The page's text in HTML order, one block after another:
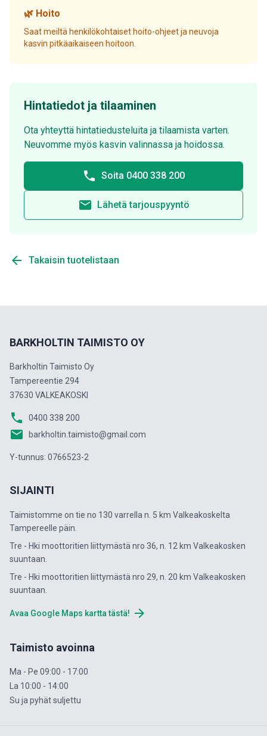
🌿 Hoito
Saat meiltä henkilökohtaiset hoito-ohjeet ja neuvoja
kasvin pitkäaikaiseen hoitoon.
Hintatiedot ja tilaaminen
Ota yhteyttä hintatiedusteluita ja tilaamista varten.
Neuvomme myös kasvin valinnassa ja hoidossa.
phone Soita 0400 338 200
email Lähetä tarjouspyyntö
arrow_back Takaisin tuotelistaan
BARKHOLTIN TAIMISTO OY
Barkholtin Taimisto Oy
Tampereentie 294
37630 VALKEAKOSKI
phone 0400 338 200
email barkholtin.taimisto@gmail.com
Y-tunnus: 0766523-2
SIJAINTI
Taimistomme on tie no 130 varrella n. 5 km Valkeakoskelta
Tampereelle päin.
Tre - Hki moottoritien liittymästä nro 36, n. 12 km Valkeakosken
suuntaan.
Tre - Hki moottoritien liittymästä nro 29, n. 20 km Valkeakosken
suuntaan.
Avaa Google Maps kartta tästä! arrow_forward
Taimisto avoinna
Ma - Pe 09:00 - 17:00
La 10:00 - 14:00
Su ja pyhät suljettu